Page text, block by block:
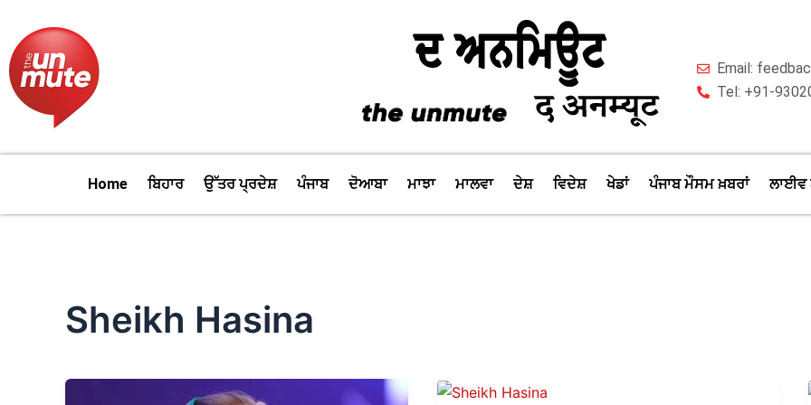
content
Email:
Tel: +91-
Home ਬਿਹਾਰ ਉੱਤਰ ਪ੍ਰਦੇਸ਼ ਪੰਜਾਬ ਦੋਆਬਾ ਮਾਝਾ ਮਾਲਵਾ ਦੇਸ਼ ਵਿਦੇਸ਼ ਖੇਡਾਂ ਪੰਜਾਬ ਮੌਸਮ ਖ਼ਬਰਾਂ ਲਾਈਵ
Sheikh Hasina